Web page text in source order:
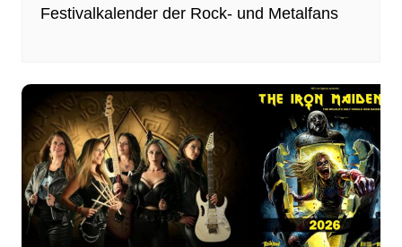
Festivalkalender der Rock- und Metalfans